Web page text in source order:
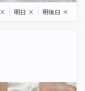
× 明日 × 明後日 ×